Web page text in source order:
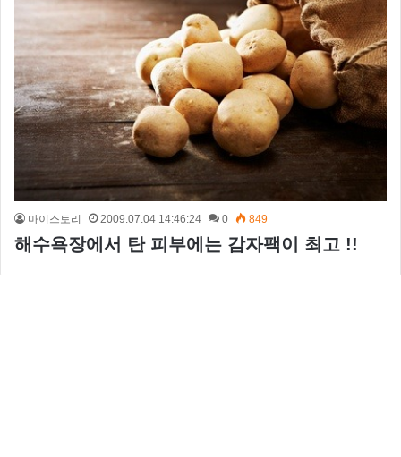
마이스토리 2009.07.04 14:46:24 0 849
해수욕장에서 탄 피부에는 감자팩이 최고 !!